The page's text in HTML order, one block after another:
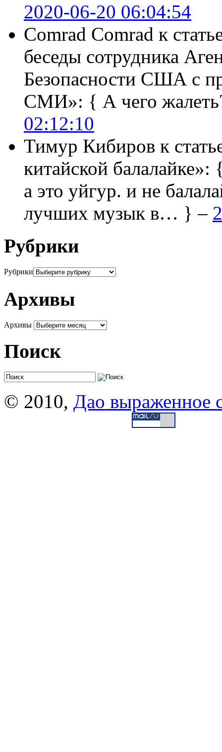
2020-06-20 06:04:54
Comrad Comrad к
беседы сотрудника
Безопасности США с
СМИ»: { А чего
02:12:10
Тимур Кибиров к
китайской балалайке»:
а это уйгур. и не
лучших музык в… } –
Рубрики
Рубрики
Архивы
Архивы
Поиск
© 2010, Дао выраженное